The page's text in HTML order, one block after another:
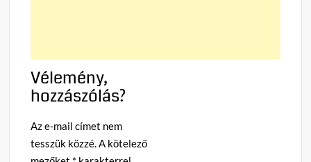
Vélemény,
hozzászólás?
Az e-mail címet nem
tesszük közzé.A kötelező